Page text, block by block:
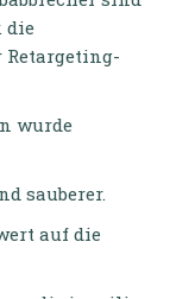
die
Retargeting-
wurde
sauberer.
auf die